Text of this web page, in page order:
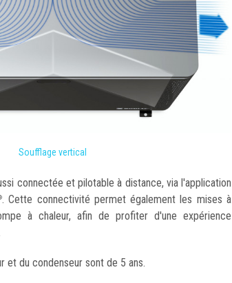
Soufflage vertical
connectée et pilotable à distance, via l'application
. Cette connectivité permet également les mises à
à chaleur, afin de profiter d'une expérience
et du condenseur sont de 5 ans.